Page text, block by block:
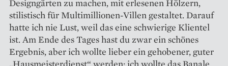
Designgärten zu machen, mit erlesenen Hölzern,
stilistisch für Multimillionen-Villen gestaltet. Darauf
hatte ich nie Lust, weil das eine schwierige Klientel
ist. Am Ende des Tages hast du zwar ein schönes
Ergebnis, aber ich wollte lieber ein gehobener, guter
„Hausmeisterdienst“ werden; ich wollte das Banale